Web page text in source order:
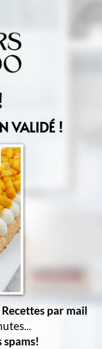
VALIDÉ !
par mail
spams!